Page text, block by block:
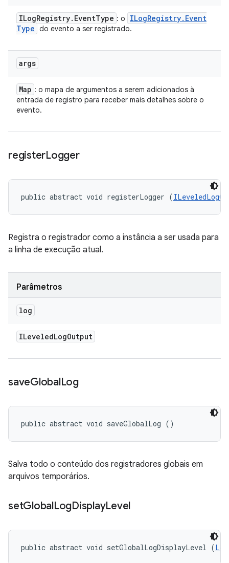
ILogRegistry. EventType : o ILogRegistry. Event
Type do evento a ser registrado.
args
Map : o mapa de argumentos a serem adicionados à
entrada de registro para receber mais detalhes sobre o
evento.
registerLogger
public abstract void registerLogger (
Registra o registrador como a instância a ser usada para
a linha de execução atual.
Parâmetros
log
ILeveledLogOutput
saveGlobalLog
public abstract void saveGlobalLog ()
Salva todo o conteúdo dos registradores globais em
arquivos temporários.
setGlobalLogDisplayLevel
public abstract void setGlobalLogDisplayLevel (